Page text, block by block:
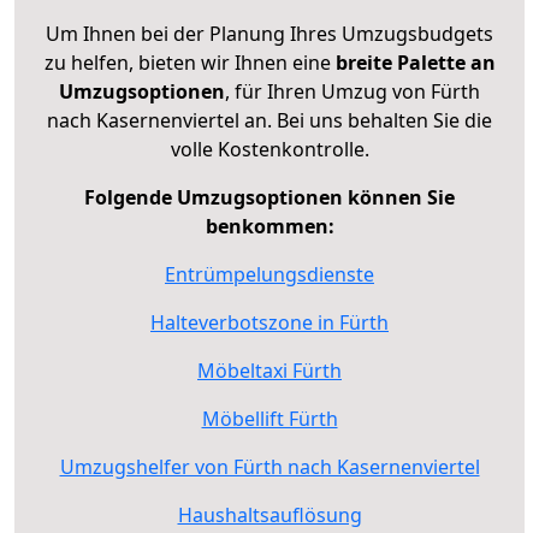
Um Ihnen bei der Planung Ihres Umzugsbudgets
zu helfen, bieten wir Ihnen eine breite Palette an
Umzugsoptionen, für Ihren Umzug von Fürth
nach Kasernenviertel an. Bei uns behalten Sie die
volle Kostenkontrolle.
Folgende Umzugsoptionen können Sie
benkommen:
Entrümpelungsdienste
Halteverbotszone in Fürth
Möbeltaxi Fürth
Möbellift Fürth
Umzugshelfer von Fürth nach Kasernenviertel
Haushaltsauflösung